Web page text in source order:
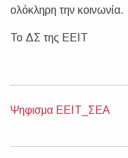
ολόκληρη την κοινωνία.
Το ΔΣ της ΕΕΙΤ
Ψηφισμα ΕΕΙΤ_ΣΕΑ